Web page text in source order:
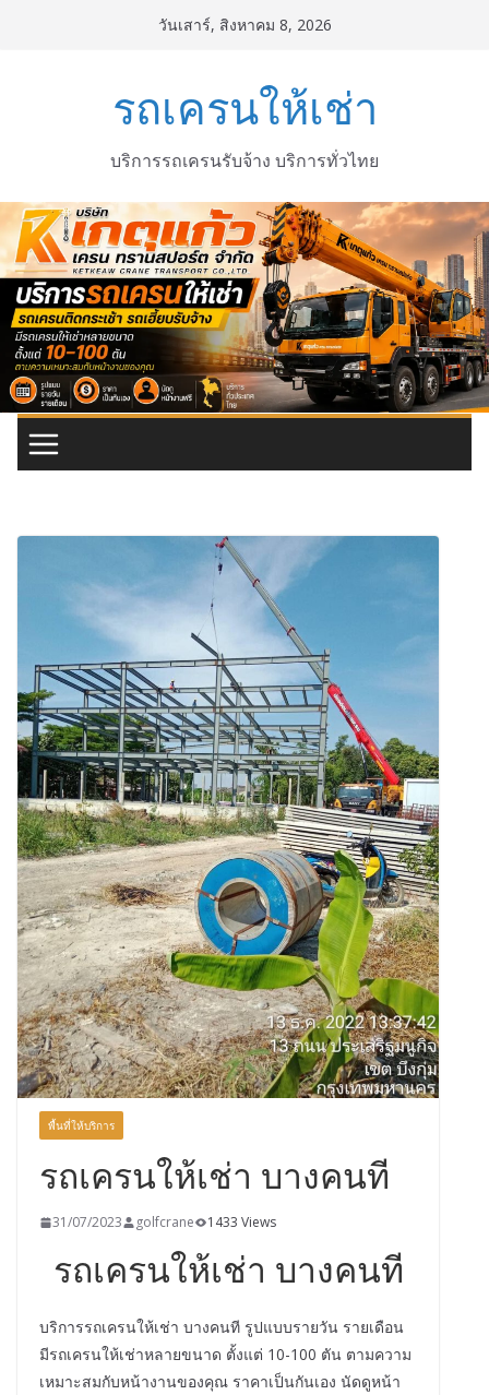
วันเสาร์, สิงหาคม 8, 2026
รถเครนให้เช่า
บริการรถเครนรับจ้าง บริการทั่วไทย
พื้นที่ให้บริการ
รถเครนให้เช่า บางคนที
31/07/2023 golfcrane 1433 Views
รถเครนให้เช่า บางคนที
บริการรถเครนให้เช่า บางคนที รูปแบบรายวัน รายเดือน
มีรถเครนให้เช่าหลายขนาด ตั้งแต่ 10-100 ตัน ตามความ
เหมาะสมกับหน้างานของคุณ ราคาเป็นกันเอง นัดดูหน้า